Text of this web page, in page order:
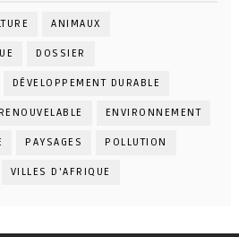
ANIMAUX
DOSSIER
DÉVELOPPEMENT DURABLE
ENVIRONNEMENT
PAYSAGES POLLUTION
VILLES D'AFRIQUE